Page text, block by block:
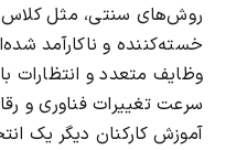
روش‌های سنتی، مثل
خسته‌کننده و ناکارآمد
وظایف متعدد و انتظارات
سرعت تغییرات فناوری و
آموزش کارکنان دیگر یک